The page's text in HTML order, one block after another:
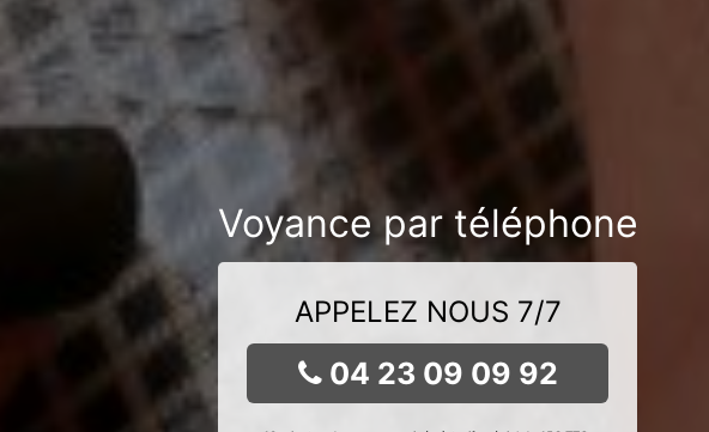
Voyance par téléphone
APPELEZ NOUS 7/7
04 23 09 09 92